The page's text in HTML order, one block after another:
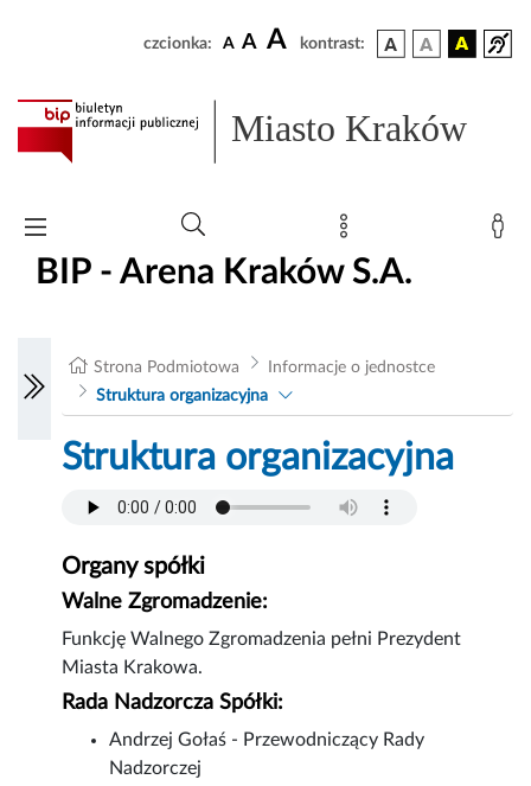
czcionka: A A A kontrast:
Miasto Kraków
BIP - Arena Kraków S.A.
Strona Podmiotowa
Informacje o jednostce
Struktura organizacyjna
Struktura organizacyjna
Organy spółki
Walne Zgromadzenie:
Funkcję Walnego Zgromadzenia pełni Prezydent
Miasta Krakowa.
Rada Nadzorcza Spółki:
Andrzej Gołaś - Przewodniczący Rady
Nadzorczej